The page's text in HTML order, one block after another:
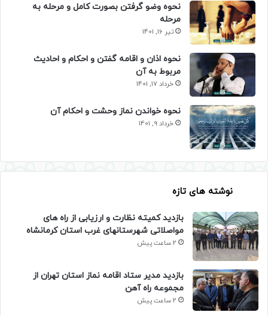
نحوه وضو گرفتن بصورت کامل و مرحله به
مرحله
تیر 16, 1401
نحوه اذان و اقامه گفتن و احکام و احادیث
مربوط به آن
خرداد 17, 1401
نحوه خواندن نماز وحشت و احکام آن
خرداد 9, 1401
نوشته های تازه
بازدید کمیته نظارت و ارزیابی از راه های
مواصلاتی شهرستانهای غرب استان کرمانشاه
2 ساعت پیش
بازدید مدیر ستاد اقامه نماز استان تهران از
مجموعه راه آهن
2 ساعت پیش